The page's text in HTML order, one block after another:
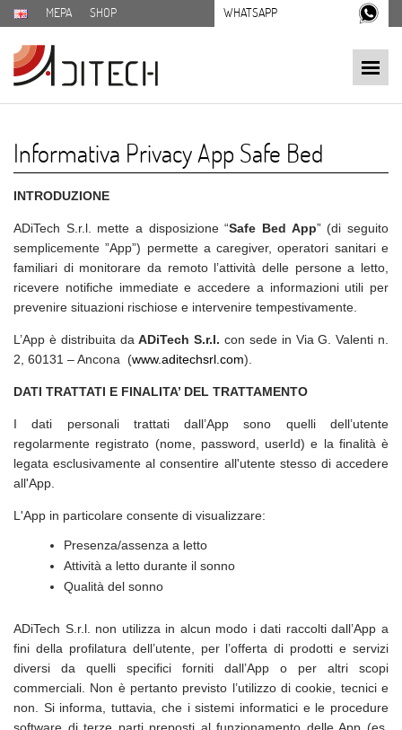
MEPA SHOP WHATSAPP
Informativa Privacy App Safe Bed
INTRODUZIONE
ADiTech S.r.l. mette a disposizione “Safe Bed App” (di seguito
semplicemente ”App”) permette a caregiver, operatori sanitari e
familiari di monitorare da remoto l’attività delle persone a letto,
ricevere notifiche immediate e accedere a informazioni utili per
prevenire situazioni rischiose e intervenire tempestivamente.
L’App è distribuita daADiTech S.r.l. con sede in Via G. Valenti n.
2, 60131 – Ancona (www.aditechsrl.com).
DATI TRATTATI E FINALITA’ DEL TRATTAMENTO
I dati personali trattati dall’App sono quelli dell’utente
regolarmente registrato (nome, password, userId) e la finalità è
legata esclusivamente al consentire all'utente stesso di accedere
all'App.
L'App in particolare consente di visualizzare:
Presenza/assenza a letto
Attività a letto durante il sonno
Qualità del sonno
ADiTech S.r.l. non utilizza in alcun modo i dati raccolti dall’App a
fini della profilatura dell’utente, per l’offerta di prodotti e servizi
diversi da quelli specifici forniti dall’App o per altri scopi
commerciali. Non è pertanto previsto l’utilizzo di cookie, tecnici e
non. Si informa, tuttavia, che i sistemi informatici e le procedure